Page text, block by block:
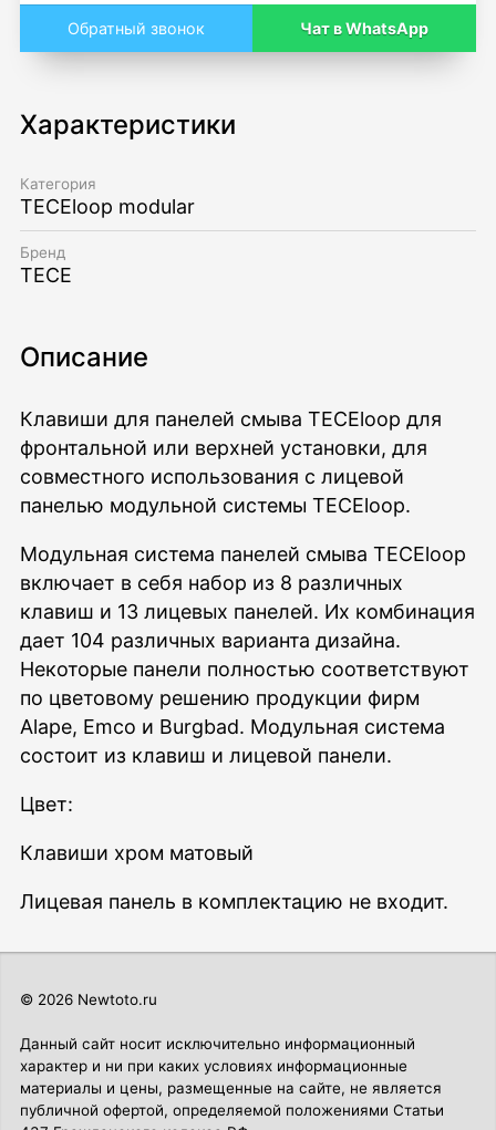
Обратный звонок Чат в WhatsApp
Описание
Клавиши для панелей смыва TECEloop для
фронтальной или верхней установки, для
совместного использования с лицевой
панелью модульной системы TECEloop.
Модульная система панелей смыва TECEloop
включает в себя набор из 8 различных
клавиш и 13 лицевых панелей. Их комбинация
дает 104 различных варианта дизайна.
Некоторые панели полностью соответствуют
по цветовому решению продукции фирм
Alape, Emco и Burgbad. Модульная система
состоит из клавиш и лицевой панели.
Цвет:
Клавиши хром матовый
Лицевая панель в комплектацию не входит.
Характеристики
Категория
TECEloop modular
Бренд
TECE
© 2026 Newtoto.ru
Данный сайт носит исключительно информационный
характер и ни при каких условиях информационные
материалы и цены, размещенные на сайте, не является
публичной офертой, определяемой положениями Статьи